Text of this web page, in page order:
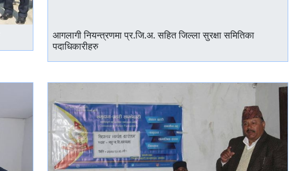
आगलागी नियन्त्रणमा प्र.जि.अ. सहित जिल्ला सुरक्षा समितिका
पदाधिकारीहरु